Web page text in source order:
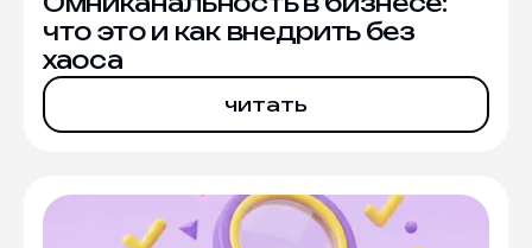
что это и как внедрить без
хаоса
читать